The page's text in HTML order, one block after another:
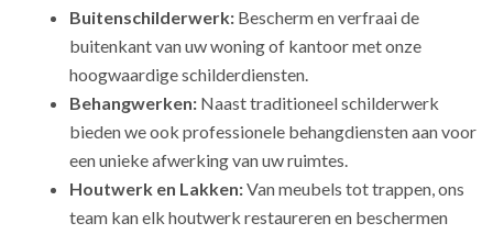
Buitenschilderwerk: Bescherm en verfraai de
buitenkant van uw woning of kantoor met onze
hoogwaardige schilderdiensten.
Behangwerken: Naast traditioneel schilderwerk
bieden we ook professionele behangdiensten aan voor
een unieke afwerking van uw ruimtes.
Houtwerk en Lakken:Van meubels tot trappen, ons
team kan elk houtwerk restaureren en beschermen